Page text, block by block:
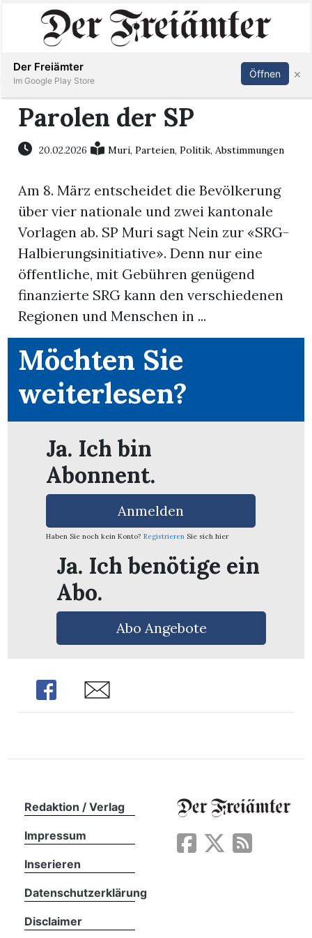
Immobilien
Stellen
E-
Paper
Newsletter
App
Inserieren Abonnieren Anmelden
Parolen der SP
20.02.2026 Muri,Parteien,Politik,Abstimmungen
Am 8. März entscheidet die Bevölkerung
über vier nationale und zwei kantonale
Vorlagen ab. SP Muri sagt Nein zur «SRG-
Halbierungsinitiative». Denn nur eine
öffentliche, mit Gebühren genügend
finanzierte SRG kann den verschiedenen
Regionen und Menschen in ...
Möchten Sie
weiterlesen?
Ja. Ich bin
Abonnent.
Anmelden
Haben Sie noch kein Konto? Registrieren Sie sich hier
Ja. Ich benötige ein
Abo.
Abo Angebote
Share Share
Redaktion / Verlag
Impressum
Inserieren
Datenschutzerklärung
Disclaimer
Der Freiämter
Im Google Play Store
Öffnen ×